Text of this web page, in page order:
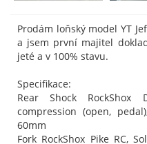
Prodám loňský model YT
a jsem první majitel
jeté a v 100% stavu.
Specifikace:
Rear Shock RockShox
compression (open,
60mm
Fork RockShox Pike RC,